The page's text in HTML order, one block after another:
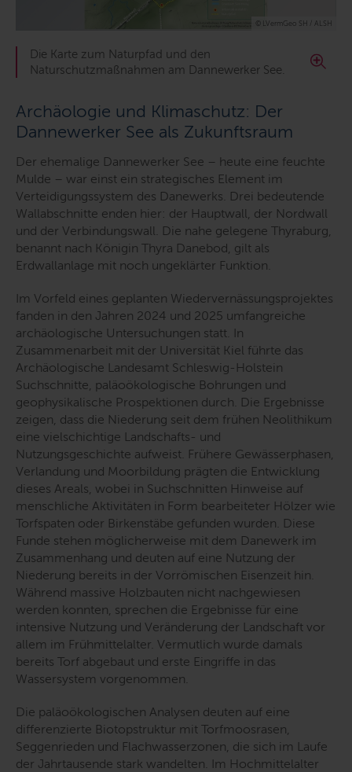
© LVermGeo SH / ALSH
Die Karte zum Naturpfad und den
Naturschutzmaßnahmen am Dannewerker See.
Archäologie und Klimaschutz: Der
Dannewerker See als Zukunftsraum
Der ehemalige Dannewerker See – heute eine feuchte
Mulde – war einst ein strategisches Element im
Verteidigungssystem des Danewerks. Drei bedeutende
Wallabschnitte enden hier: der Hauptwall, der Nordwall
und der Verbindungswall. Die nahe gelegene Thyraburg,
benannt nach Königin Thyra Danebod, gilt als
Erdwallanlage mit noch ungeklärter Funktion.
Im Vorfeld eines geplanten Wiedervernässungsprojektes
fanden in den Jahren 2024 und 2025 umfangreiche
archäologische Untersuchungen statt. In
Zusammenarbeit mit der Universität Kiel führte das
Archäologische Landesamt Schleswig-Holstein
Suchschnitte, paläoökologische Bohrungen und
geophysikalische Prospektionen durch. Die Ergebnisse
zeigen, dass die Niederung seit dem frühen Neolithikum
eine vielschichtige Landschafts- und
Nutzungsgeschichte aufweist. Frühere Gewässerphasen,
Verlandung und Moorbildung prägten die Entwicklung
dieses Areals, wobei in Suchschnitten Hinweise auf
menschliche Aktivitäten in Form bearbeiteter Hölzer wie
Torfspaten oder Birkenstäbe gefunden wurden. Diese
Funde stehen möglicherweise mit dem Danewerk im
Zusammenhang und deuten auf eine Nutzung der
Niederung bereits in der Vorrömischen Eisenzeit hin.
Während massive Holzbauten nicht nachgewiesen
werden konnten, sprechen die Ergebnisse für eine
intensive Nutzung und Veränderung der Landschaft vor
allem im Frühmittelalter. Vermutlich wurde damals
bereits Torf abgebaut und erste Eingriffe in das
Wassersystem vorgenommen.
Die paläoökologischen Analysen deuten auf eine
differenzierte Biotopstruktur mit Torfmoosrasen,
Seggenrieden und Flachwasserzonen, die sich im Laufe
der Jahrtausende stark wandelten. Im Hochmittelalter